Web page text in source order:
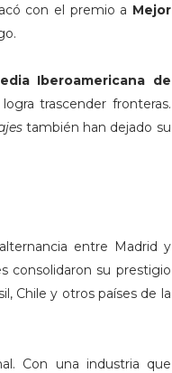
con el premio a Mejor
Iberoamericana de
trascender fronteras.
también han dejado su
entre Madrid y
consolidaron su prestigio
Chile y otros países de la
Con una industria que